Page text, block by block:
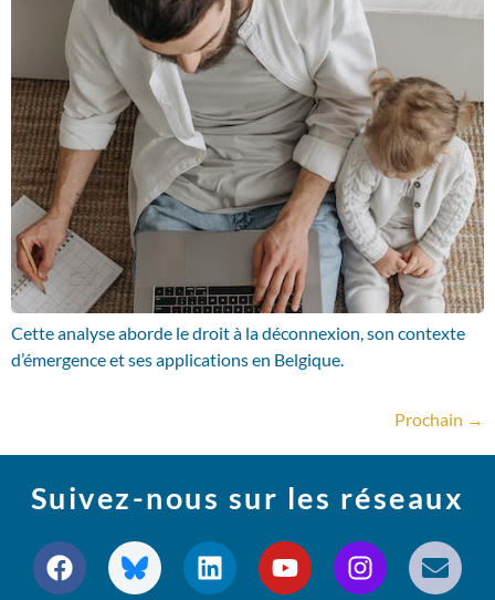
Cette analyse aborde le droit à la déconnexion, son contexte
d’émergence et ses applications en Belgique.
Prochain →
Suivez-nous sur les réseaux